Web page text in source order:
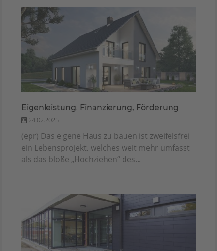
Eigenleistung, Finanzierung, Förderung
24.02.2025
(epr) Das eigene Haus zu bauen ist zweifelsfrei
ein Lebensprojekt, welches weit mehr umfasst
als das bloße „Hochziehen“ des...